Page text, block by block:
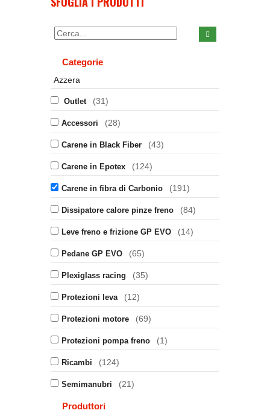
Categorie
Azzera
Outlet (31)
Accessori (28)
Carene in Black Fiber (43)
Carene in Epotex (124)
Carene in fibra di Carbonio (191)
Dissipatore calore pinze freno (84)
Leve freno e frizione GP EVO (14)
Pedane GP EVO (65)
Plexiglass racing (35)
Protezioni leva (12)
Protezioni motore (69)
Protezioni pompa freno (1)
Ricambi (124)
Semimanubri (21)
Produttori